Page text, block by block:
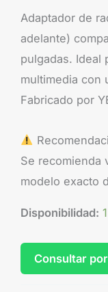
Adaptador de
adelante)
pulgadas. Ideal
multimedia con
Fabricado por
Se recomienda
modelo exacto
Disponibilidad:
Consultar